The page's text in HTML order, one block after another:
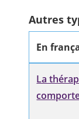
Autres
En
La